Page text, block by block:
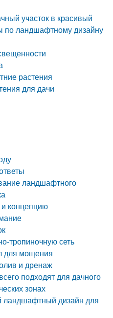
участок в красивый
по ландшафтному дизайну
растения
для дачи
ландшафтного
концепцию
тропиночную сеть
для мощения
и дренаж
подходят для дачного
зонах
ландшафтный дизайн для